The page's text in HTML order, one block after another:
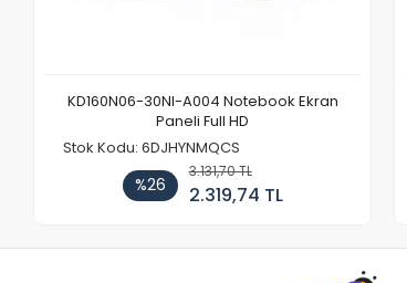
KD160N06-30NI-A004 Notebook Ekran
Paneli Full HD
Stok Kodu: 6DJHYNMQCS
%26
3.131,70 TL
2.319,74 TL